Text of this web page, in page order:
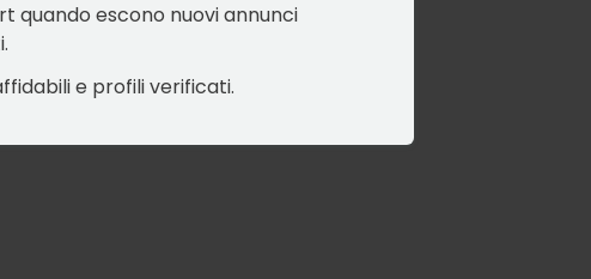
quando escono nuovi annunci
e profili verificati.